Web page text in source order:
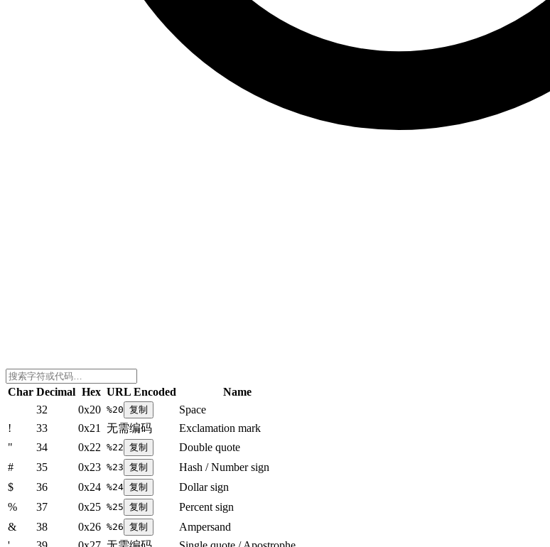
Char Decimal Hex URL Encoded
Name
32
0x20 %20 复制
Space
!
33 0x21 无需编码
Exclamation mark
"
34 0x22 %22 复制
Double quote
#
35 0x23 %23 复制
Hash / Number sign
$
36 0x24 %24 复制
Dollar sign
%
37 0x25 %25 复制
Percent sign
&
38 0x26 %26 复制
Ampersand